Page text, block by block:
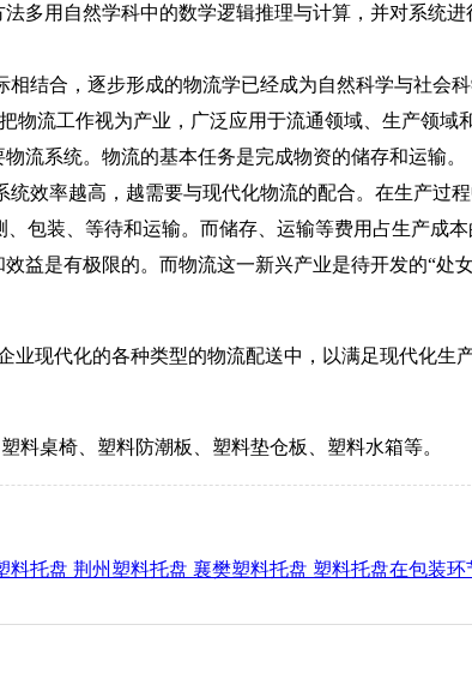
多用自然学科中的数学逻辑推理与计算，并对系统进
结合，逐步形成的物流学已经成为自然科学与社会科
物流工作视为产业，广泛应用于流通领域、生产领域
流系统。物流的基本任务是完成物资的储存和运输。
效率越高，越需要与现代化物流的配合。在生产过
包装、等待和运输。而储存、运输等费用占生产成本
益是有极限的。而物流这一新兴产业是待开发的“处
现代化的各种类型的物流配送中，以满足现代化生
桌椅、塑料防潮板、塑料垫仓板、塑料水箱等。
料托盘 荆州塑料托盘 襄樊塑料托盘 塑料托盘在包装环